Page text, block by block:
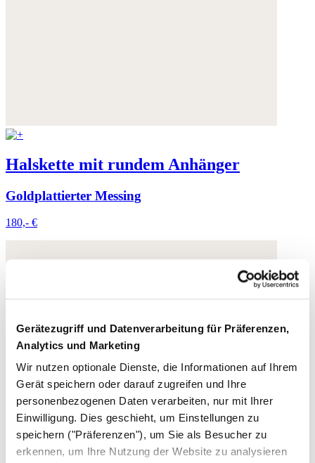
Gerätezugriff und Datenverarbeitung für Präferenzen,
Analytics und Marketing
Wir nutzen optionale Dienste, die Informationen auf Ihrem
Gerät speichern oder darauf zugreifen und Ihre
personenbezogenen Daten verarbeiten, nur mit Ihrer
Einwilligung. Dies geschieht, um Einstellungen zu
speichern ("Präferenzen"), um Sie als Besucher zu
erkennen, um Ihre Nutzung der Website zu analysieren
Halskette mit rundem Anhänger
Goldplattierter Messing
180,- €